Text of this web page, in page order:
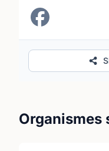
Organismes